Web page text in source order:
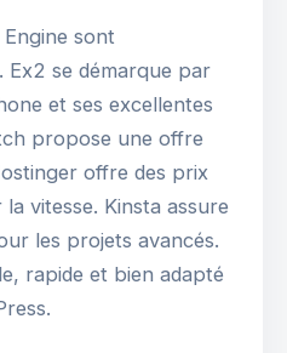
sont
Ex2 se démarque par
et ses excellentes
propose une offre
offre des prix
vitesse. Kinsta assure
les projets avancés.
rapide et bien adapté